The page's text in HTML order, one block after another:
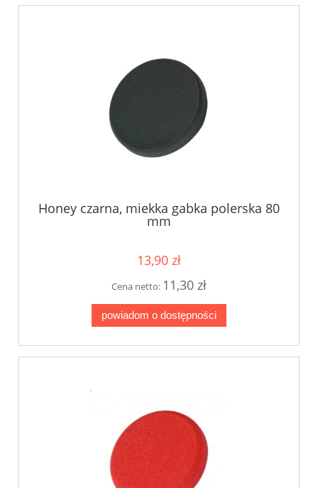
Honey czarna, miekka gabka polerska 80
mm
13,90 zł
Cena netto: 11,30 zł
powiadom o dostępności